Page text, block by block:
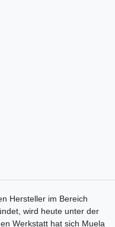
Hersteller im Bereich
wird heute unter der
Werkstatt hat sich Muela